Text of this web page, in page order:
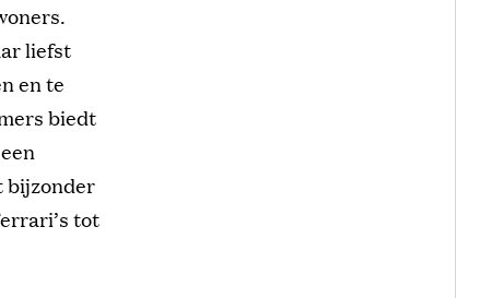
liefst
en te
biedt
bijzonder
tot